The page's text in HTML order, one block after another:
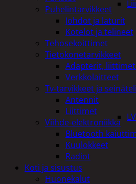
Puhelintarvikkeet
Johdot ja laturit
Kotelot ja telineet
Tehosekoittimet
Tietokonetarvikkeet
Adapterit,
Verkkolaitteet
Tv-tarvikkeet ja
Antennit
Liittimet
Viihde-elektroniikka
Bluetooth
Kuulokkeet
Radiot
Koti ja sisustus
Huonekalut